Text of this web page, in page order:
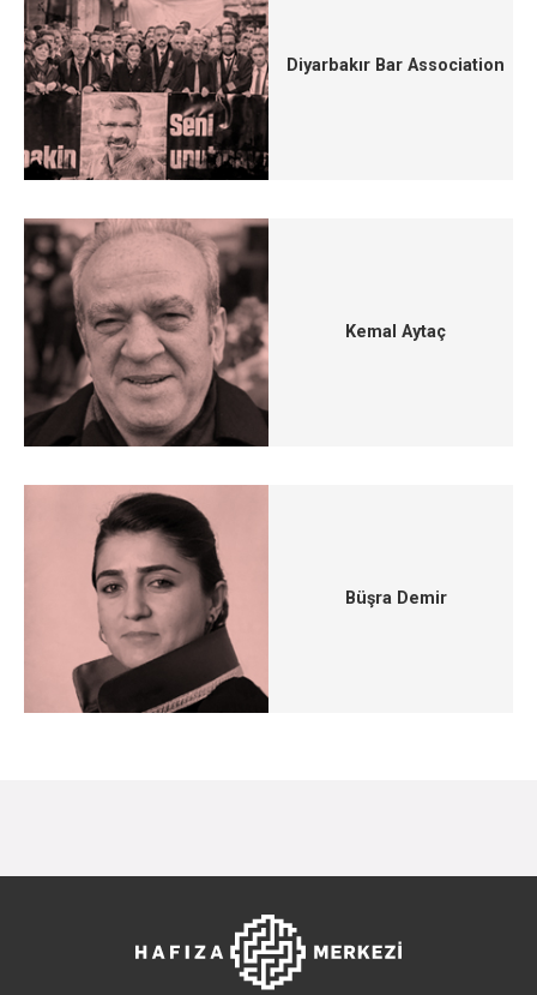
Diyarbakır Bar Association
Kemal Aytaç
Büşra Demir